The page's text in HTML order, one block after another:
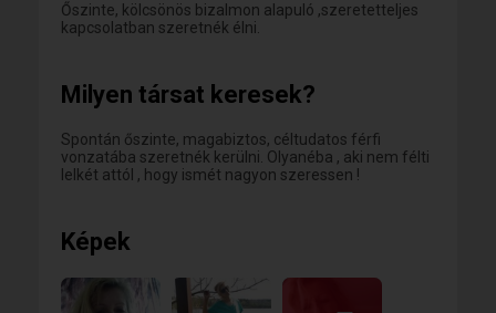
Őszinte, kölcsönös bizalmon alapuló ,szeretetteljes
kapcsolatban szeretnék élni.
Milyen társat keresek?
Spontán őszinte, magabiztos, céltudatos férfi
vonzatába szeretnék kerülni. Olyanéba , aki nem félti
lelkét attól , hogy ismét nagyon szeressen !
Képek